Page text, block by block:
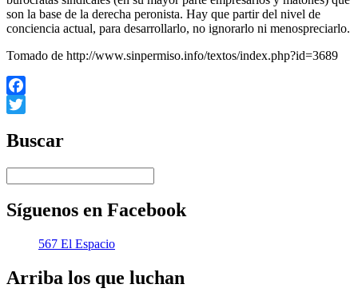
son la base de la derecha peronista. Hay que partir del nivel de
conciencia actual, para desarrollarlo, no ignorarlo ni menospreciarlo.
Tomado de http://www.sinpermiso.info/textos/index.php?id=3689
Facebook
Buscar
Síguenos en Facebook
567 El Espacio
Arriba los que luchan